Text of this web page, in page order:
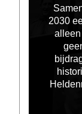
2030
alleen